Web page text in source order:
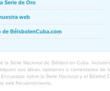
Serie de Oro
web
de BéisbolenCuba.com
Serie Nacional de Béisbol en Cuba.
sus ideas, opiniones o comentarios de
sobre la Serie Nacional y el
web frecuentemente.